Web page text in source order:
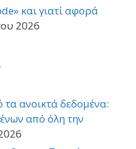
και γιατί αφορά
2026
ανοικτά δεδομένα:
από όλη την